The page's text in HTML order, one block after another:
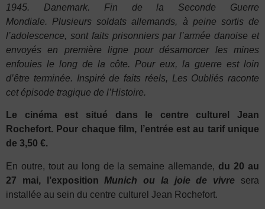
1945. Danemark. Fin de la Seconde Guerre
Mondiale. Plusieurs soldats allemands, à peine sortisde
l’adolescence, sont faits prisonniers parl’armée danoise et
envoyés en première lignepour désamorcer les mines
enfouies le long de la côte. Pour eux, la guerre est loin
d’être terminée. Inspiré de faits réels, Les Oubliés raconte
cet épisode tragique de l’Histoire.
Le cinéma est situé dans le centre culturel Jean
Rochefort. Pour chaque film, l’entrée est au tarif unique
de 3,50 €.
En outre, tout au long de la semaine allemande, du 20 au
27 mai, l’exposition Munich ou la joie de vivre sera
installée au sein du centre culturel Jean Rochefort.